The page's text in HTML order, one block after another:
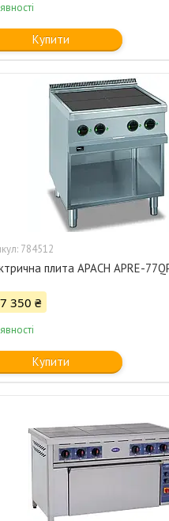
Купити
784512
плита APACH APRE-
350 ₴
Купити